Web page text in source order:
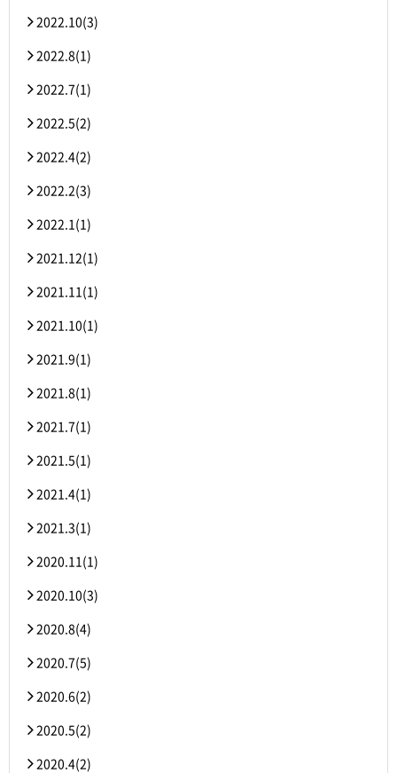
2022.10(3)
2022.8(1)
2022.7(1)
2022.5(2)
2022.4(2)
2022.2(3)
2022.1(1)
2021.12(1)
2021.11(1)
2021.10(1)
2021.9(1)
2021.8(1)
2021.7(1)
2021.5(1)
2021.4(1)
2021.3(1)
2020.11(1)
2020.10(3)
2020.8(4)
2020.7(5)
2020.6(2)
2020.5(2)
2020.4(2)